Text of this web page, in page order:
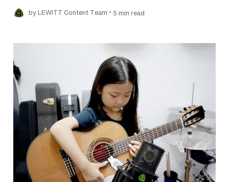
by LEWITT Content Team • 5 min read